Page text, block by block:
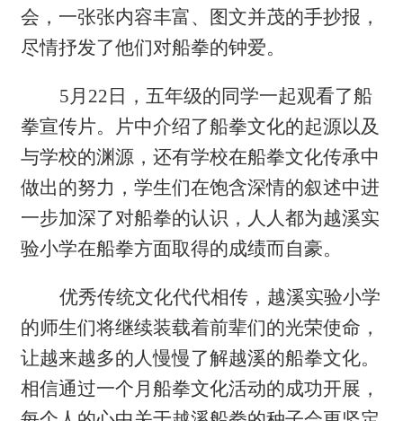
会，一张张内容丰富、图文并茂的手抄报，
尽情抒发了他们对船拳的钟爱。
5月 22 日，五年级的同学一起观看了船
拳宣传片。片中介绍了船拳文化的起源以及
与学校的渊源，还有学校在船拳文化传承中
做出的努力，学生们在饱含深情的叙述中进
一步加深了对船拳的认识，人人都为越溪实
验小学在船拳方面取得的成绩而自豪。
优秀传统文化代代相传，越溪实验小学
的师生们将继续装载着前辈们的光荣使命，
让越来越多的人慢慢了解越溪的船拳文化。
相信通过一个月船拳文化活动的成功开展，